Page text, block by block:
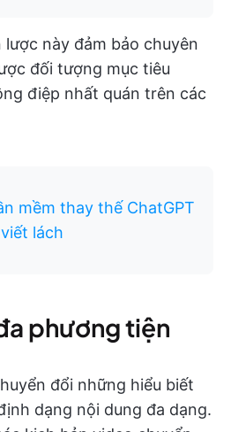
này đảm bảo chuyên
đối tượng mục tiêu
điệp nhất quán trên các
mềm thay thế ChatGPT
lách
phương tiện
đổi những hiểu biết
dạng nội dung đa dạng.